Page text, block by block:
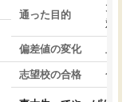
通った目的
大学
対策
偏差値の変化 上が
志望校の合格 合格